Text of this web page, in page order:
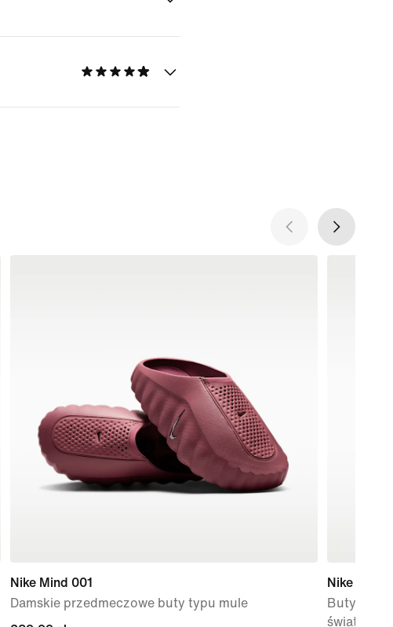
Nike Mind 001
Damskie przedmeczowe buty typu mule
Nike V5
Buty
światło